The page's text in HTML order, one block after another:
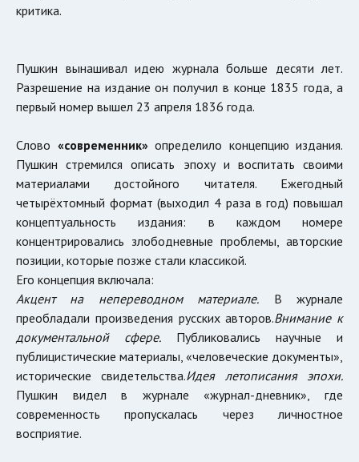
критика.
Пушкин вынашивал идею журнала больше десяти лет.
Разрешение на издание он получил в конце 1835 года, а
первый номер вышел 23 апреля 1836 года.
Слово «современник»определило концепцию издания.
Пушкин стремился описать эпоху и воспитать своими
материалами достойного читателя. Ежегодный
четырёхтомный формат (выходил 4 раза в год) повышал
концептуальность издания: в каждом номере
концентрировались злободневные проблемы, авторские
позиции, которые позже стали классикой.
Его концепция включала:
Акцент на непереводном материале. В журнале
преобладали произведения русских авторов.Внимание к
документальной сфере. Публиковались научные и
публицистические материалы, «человеческие документы»,
исторические свидетельства.Идея летописания эпохи.
Пушкин видел в журнале «журнал-дневник», где
современность пропускалась через личностное
восприятие.